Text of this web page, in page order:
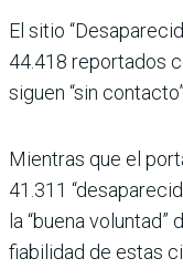
El sitio
44.418 reportados
siguen “sin
Mientras que el
41.311
la “buena
fiabilidad de estas